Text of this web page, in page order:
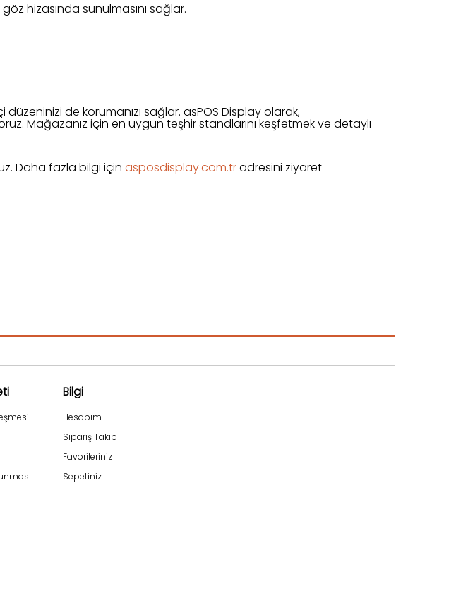
hizasında sunulmasını sağlar.
düzeninizi de korumanızı sağlar. asPOS Display olarak,
Mağazanız için en uygun teşhir standlarını keşfetmek ve detaylı
Daha fazla bilgi için asposdisplay.com.tradresini ziyaret
Bilgi
Hesabım
Sipariş Takip
Favorileriniz
Sepetiniz